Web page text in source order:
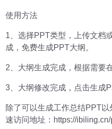
使用方法
1、选择PPT类型，上传文档
成，免费生成PPT大纲。
2、大纲生成完成，根据需要
3、大纲修改完成，点击生成
除了可以生成工作总结PPT
速访问地址：https://ibiling.cn/